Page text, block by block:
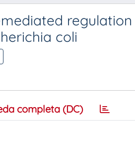
coli
completa (DC)